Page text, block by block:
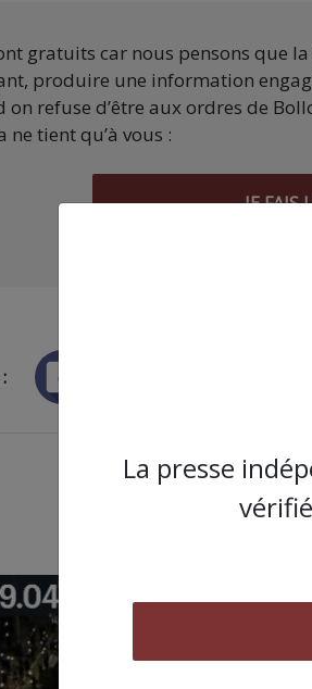
gratuits car nous pensons que
produire une information
refuse d’être aux ordres de
ne tient qu’à vous :
JE FAIS
ARTICLE
La presse